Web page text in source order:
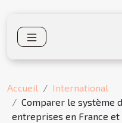
Accueil
International
Comparer le système
entreprises en France